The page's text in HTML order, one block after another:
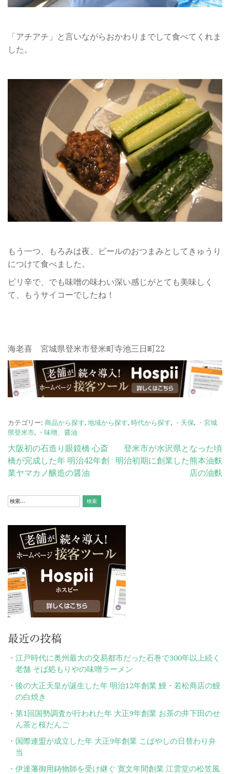
「アチアチ」と言いながらおかわりまでして食べてくれま
した。
もう一つ、もろみは夜、ビールのおつまみとしてきゅうり
につけて食べました。
ピリ辛で、でも味噌の味わい深い感じがとても美味しく
て、もうサイコーでしたね！
海老喜 宮城県登米市登米町寺池三日町22
カテゴリー: 商品から探す, 地域から探す, 時代から探す, ・天保, ・宮城
県登米市, ・味噌、醤油
投
稿
ビ
ー
シ
ョ
ン
大阪初の石造り眼鏡橋 心斎
橋が完成した年 明治42年創
業ヤマカノ醸造の醤油
登米市が水沢県となった頃
明治初期に創業した熊本油麩
店の油麩
検
最近の投稿
江戸時代に奥州最大の交易都市だった石巻で300年以上続く
老舗 そば処もりやの味噌ラーメン
後の大正天皇が誕生した年 明治12年創業 鰻・若松商店の鰻
の白焼き
第1回国勢調査が行われた年 大正9年創業 お茶の井下田のせ
ん茶と桜だんご
国際連盟が成立した年 大正9年創業 こばやしの日替わり弁
当
伊達藩御用鋳物師を受け継ぐ 寛文年間創業 江雲堂の松笠風